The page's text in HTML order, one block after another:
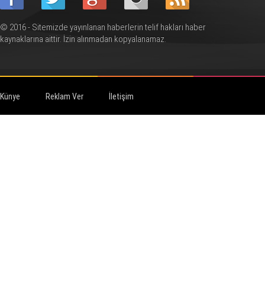
© 2016 - Sitemizde yayınlanan haberlerin telif hakları haber
kaynaklarına aittir. İzin alınmadan kopyalanamaz.
Künye Reklam Ver İletişim